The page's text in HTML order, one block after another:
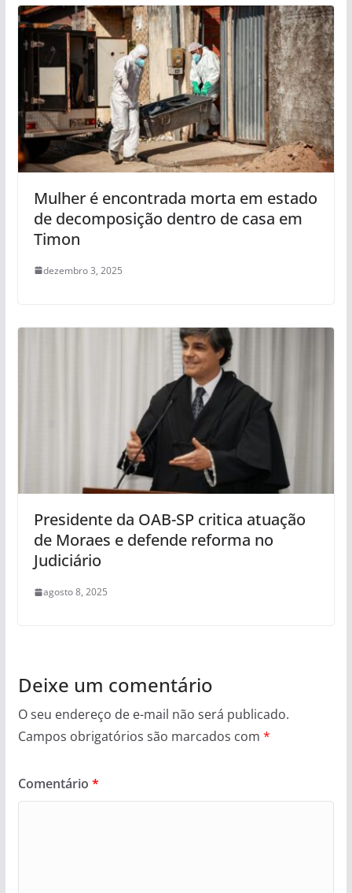
Mulher é encontrada morta em estado
de decomposição dentro de casa em
Timon
dezembro 3, 2025
Presidente da OAB-SP critica atuação
de Moraes e defende reforma no
Judiciário
agosto 8, 2025
Deixe um comentário
O seu endereço de e-mail não será publicado.
Campos obrigatórios são marcados com *
Comentário *